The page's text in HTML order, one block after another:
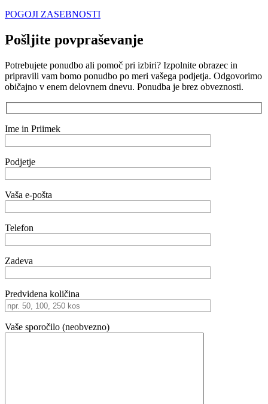
POGOJI ZASEBNOSTI
Pošljite povpraševanje
Potrebujete ponudbo ali pomoč pri izbiri? Izpolnite obrazec in
pripravili vam bomo ponudbo po meri vašega podjetja. Odgovorimo
običajno v enem delovnem dnevu. Ponudba je brez obveznosti.
Ime in Priimek
Podjetje
Vaša e-pošta
Telefon
Zadeva
Predvidena količina
Vaše sporočilo (neobvezno)